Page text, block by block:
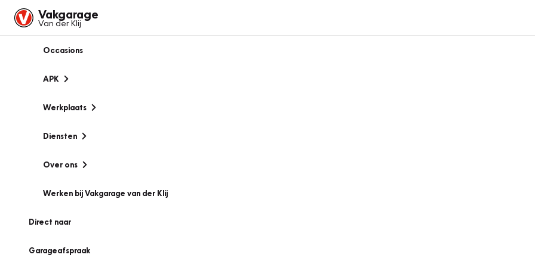
Vakgarage
Van der Klij
Occasions
APK
Werkplaats
Diensten
Over ons
Werken bij Vakgarage van der Klij
Direct naar
Garageafspraak